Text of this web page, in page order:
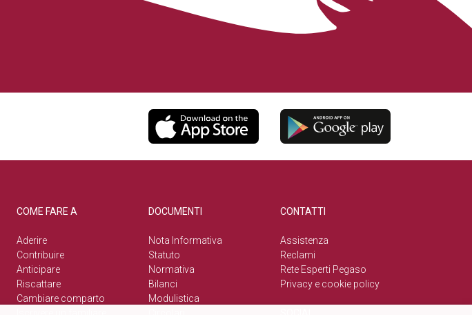
COME FARE A
Aderire
Contribuire
Anticipare
Riscattare
Cambiare comparto
DOCUMENTI
Nota Informativa
Statuto
Normativa
Bilanci
Modulistica
CONTATTI
Assistenza
Reclami
Rete Esperti Pegaso
Privacy e cookie policy